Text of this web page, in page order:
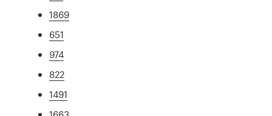
1869
651
974
822
1491